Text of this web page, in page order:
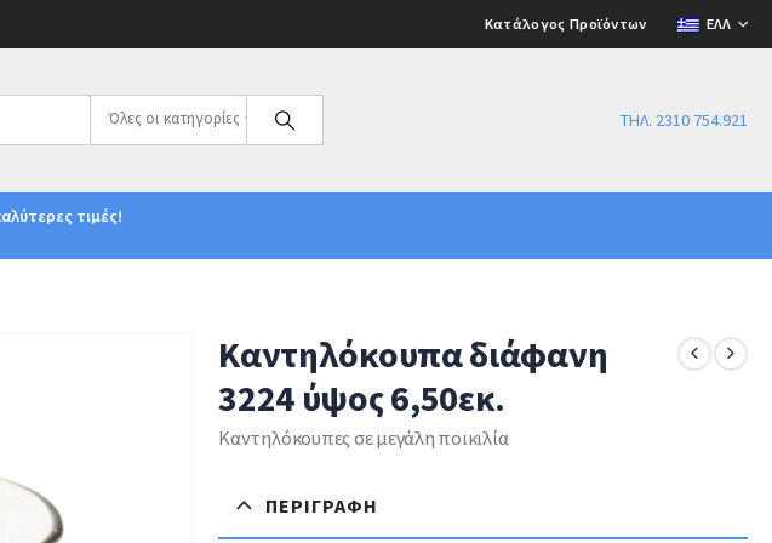
Κατάλογος Προϊόντων ΕΛΛ
Όλες οι κατηγορίες ΤΗΛ. 2310 754.921
τιμές!
Καντηλόκουπα διάφανη
3224 ύψος 6,50εκ.
Καντηλόκουπες σε μεγάλη ποικιλία
ΠΕΡΙΓΡΑΦΉ